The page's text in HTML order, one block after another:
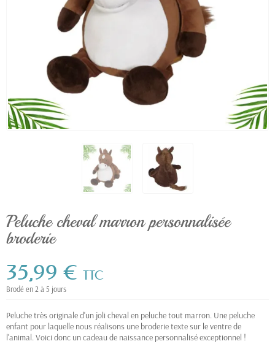
Peluche cheval marron personnalisée
broderie
35,99 € TTC
Brodé en 2 à 5 jours
Peluche très originale d'un joli cheval en peluche tout marron. Une peluche
enfant pour laquelle nous réalisons une broderie texte sur le ventre de
l'animal. Voici donc un cadeau de naissance personnalisé exceptionnel !